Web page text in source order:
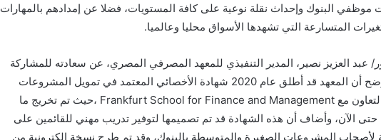
موظفي البنوك وإحداث نقلة نوعية على كافة المستويات، فضلا عن إمدادهم بالمهارات
المتسارعة التي تشهدها الأسواق محليا وعالميا.
عبد العزيز نصير، المدير التنفيذي للمعهد المصرفي المصري، عن سعادته للمشاركة
في هذه الإحتفالية، وأوضح أن المعهد قد أطلق عام 2020 شهادة الأخصائي المعتمد في تمويل المشروعات
الصغيرة والمتوسطة بالتعاون مع Frankfurt School for Finance and Management ،حيث تم تخريج ما
2000 متدربا حتى الآن، وأضاف أن هذه الشهادة قد تم تصميمها لتوفير تدريب مهني للقائمين على
لأصحاب المشروعات الصغيرة والمتوسطة بالبنوك، وقد تم طرح نسخة الكترونية من